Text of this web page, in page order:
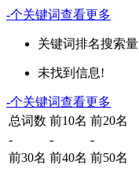
-个关键词查看更多
关键词排名搜索量
未找到信息!
-个关键词查看更多
总词数 前10名 前20名
-
-
-
前30名 前40名 前50名